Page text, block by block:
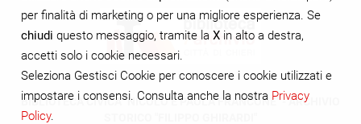
BIBLIOTECA CIVICA "NICOLÒ E PAOLA FRANCONE" - ARCHIVIO
per finalità di marketing o per una migliore esperienza. Se
chiudi questo messaggio, tramite la Xin alto a destra,
accetti solo i cookie necessari.
Seleziona Gestisci Cookie per conoscere i cookie utilizzati e
impostare i consensi. Consulta anche la nostra Privacy
Policy.